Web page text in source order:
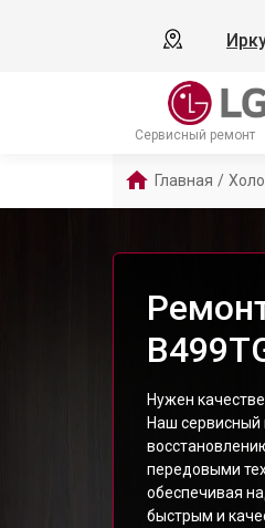
Сервисный ремонт
Главная /
Нужен
Наш сервисный
передовыми
обеспечивая
быстрым и